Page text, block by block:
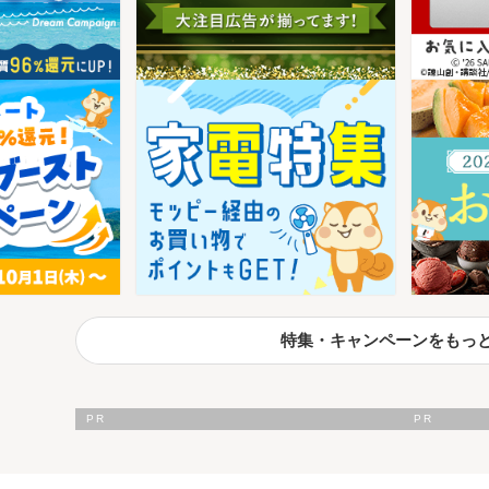
特集・キャンペーンをもっ